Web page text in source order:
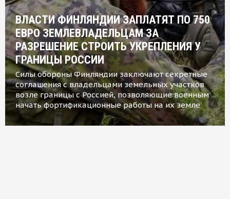
ВЛАСТИ ФИНЛЯНДИИ ЗАПЛАТЯТ ПО 750
ЕВРО ЗЕМЛЕВЛАДЕЛЬЦАМ ЗА
РАЗРЕШЕНИЕ СТРОИТЬ УКРЕПЛЕНИЯ У
ГРАНИЦЫ РОССИИ
Силы обороны Финляндии заключают секретные
соглашения с владельцами земельных участков
возле границы с Россией, позволяющие военным
начать фортификационные работы на их земле